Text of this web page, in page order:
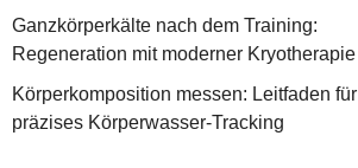
Ganzkörperkälte nach dem Training:
Regeneration mit moderner Kryotherapie
Körperkomposition messen: Leitfaden für
präzises Körperwasser-Tracking